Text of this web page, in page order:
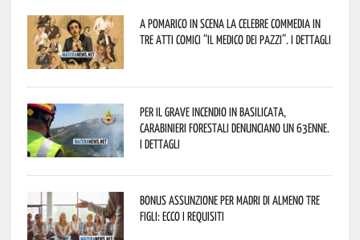
A Pomarico in scena la celebre commedia in
tre atti comici “Il medico dei pazzi”. I dettagli
Per il grave incendio in Basilicata,
Carabinieri forestali denunciano un 63enne.
I dettagli
Bonus assunzione per madri di almeno tre
figli: ecco i requisiti